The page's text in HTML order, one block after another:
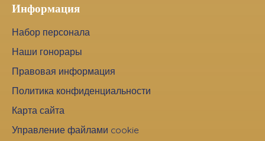
Информация
Набор персонала
Наши гонорары
Правовая информация
Политика конфиденциальности
Карта сайта
Управление файлами cookie